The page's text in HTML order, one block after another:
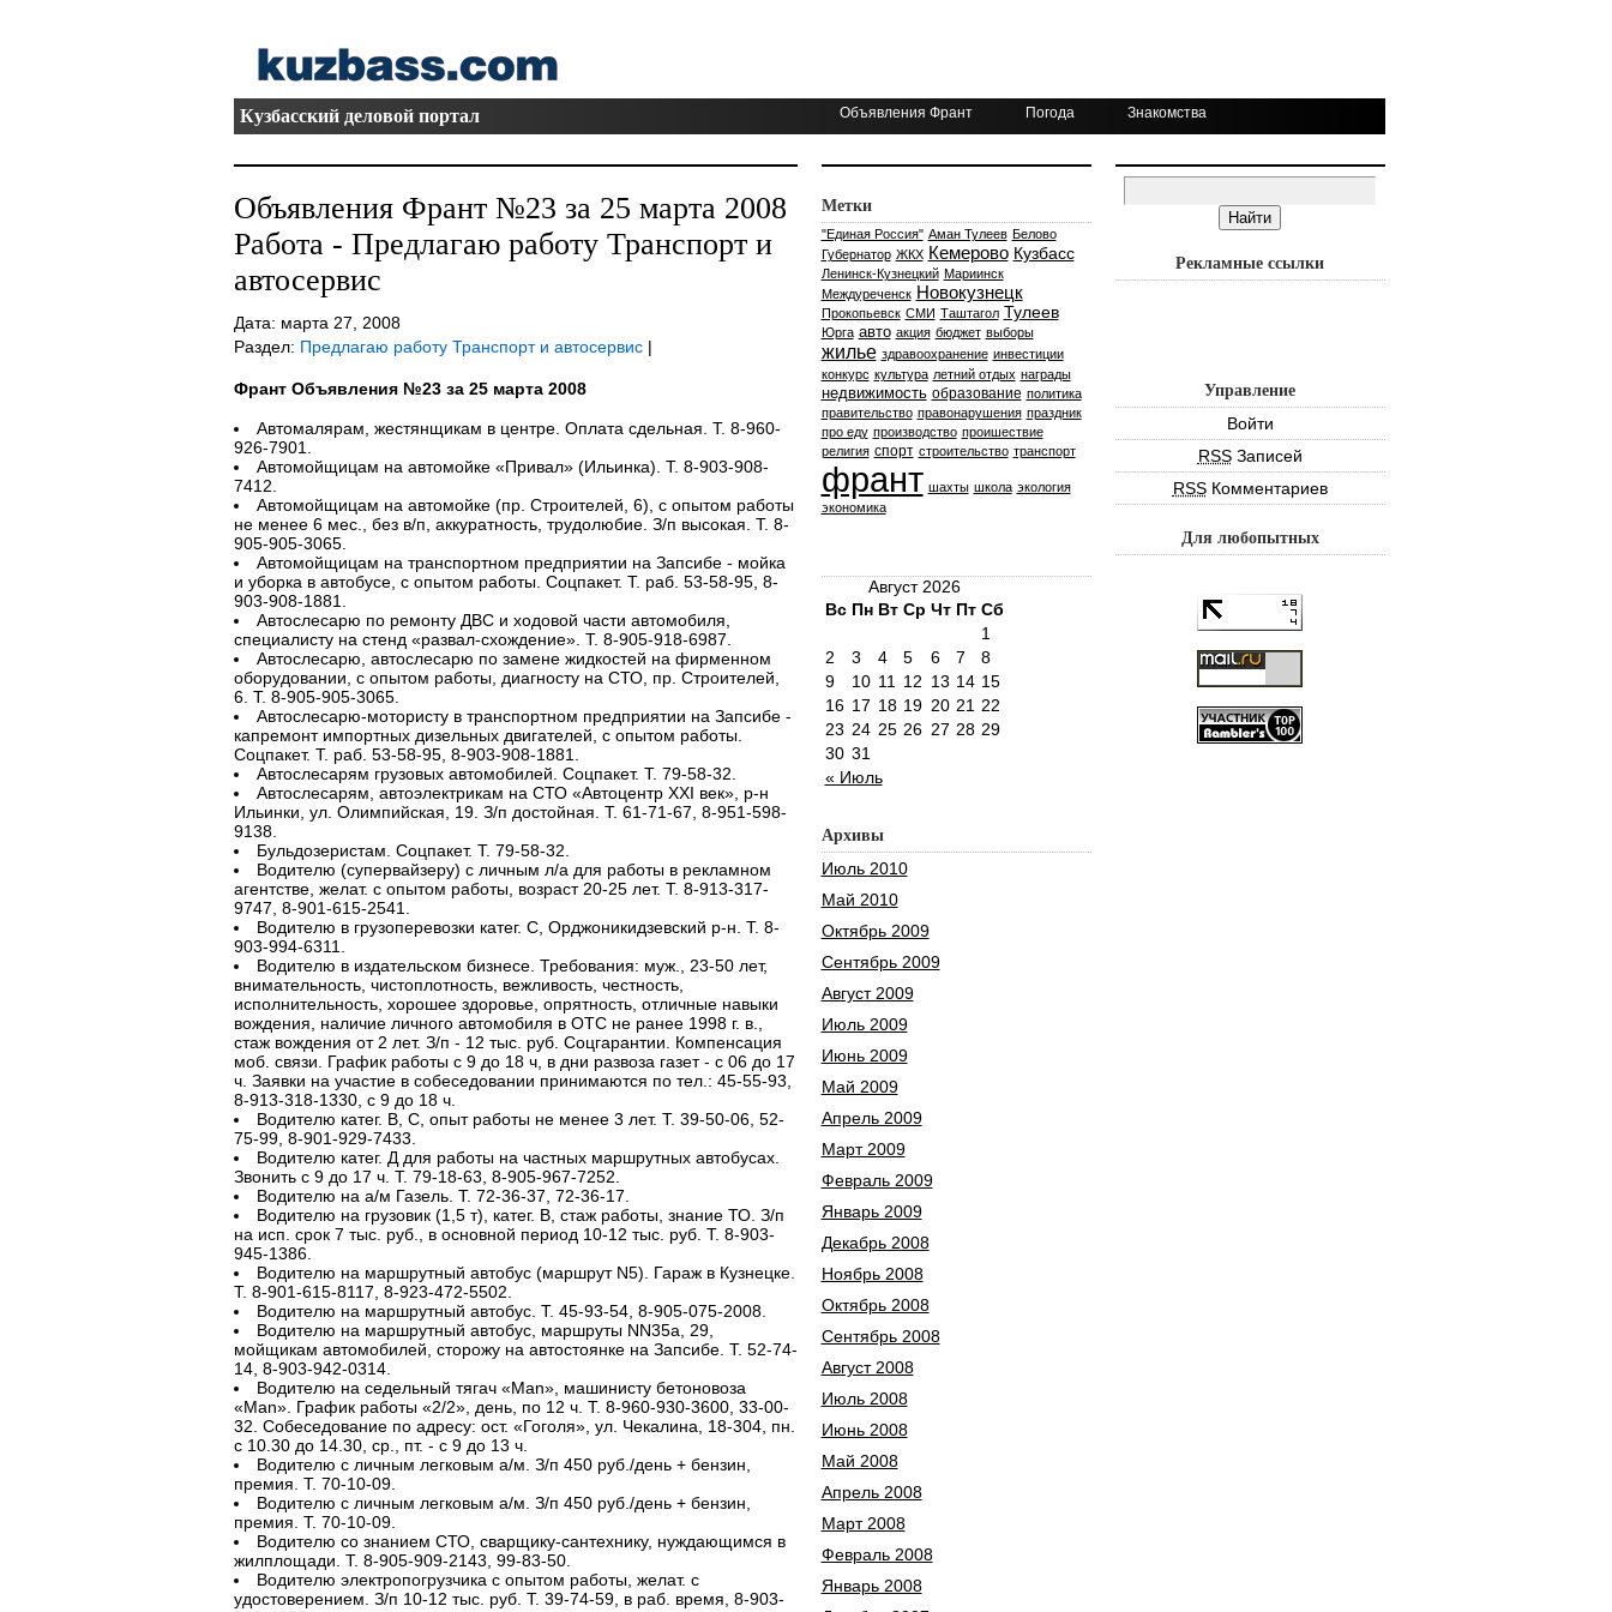
Кузбасский деловой портал Объявления Франт Погода Знакомства
Объявления Франт №23 за 25 марта 2008
Работа - Предлагаю работу Транспорт и
автосервис
Дата: марта 27, 2008
Раздел: Предлагаю работу Транспорт и автосервис|
Франт Объявления №23 за 25 марта 2008
Автомалярам, жестянщикам в центре. Оплата сдельная. Т. 8-960-
926-7901.
Автомойщицам на автомойке «Привал» (Ильинка). Т. 8-903-908-
7412.
Автомойщицам на автомойке (пр. Строителей, 6), с опытом работы
не менее 6 мес., без в/п, аккуратность, трудолюбие. З/п высокая. Т. 8-
905-905-3065.
Автомойщицам на транспортном предприятии на Запсибе - мойка
и уборка в автобусе, с опытом работы. Соцпакет. Т. раб. 53-58-95, 8-
903-908-1881.
Автослесарю по ремонту ДВС и ходовой части автомобиля,
специалисту на стенд «развал-схождение». Т. 8-905-918-6987.
Автослесарю, автослесарю по замене жидкостей на фирменном
оборудовании, с опытом работы, диагносту на СТО, пр. Строителей,
6. Т. 8-905-905-3065.
Автослесарю-мотористу в транспортном предприятии на Запсибе -
капремонт импортных дизельных двигателей, с опытом работы.
Соцпакет. Т. раб. 53-58-95, 8-903-908-1881.
Автослесарям грузовых автомобилей. Соцпакет. Т. 79-58-32.
Автослесарям, автоэлектрикам на СТО «Автоцентр XXI век», р-н
Ильинки, ул. Олимпийская, 19. З/п достойная. Т. 61-71-67, 8-951-598-
9138.
Бульдозеристам. Соцпакет. Т. 79-58-32.
Водителю (супервайзеру) с личным л/а для работы в рекламном
агентстве, желат. с опытом работы, возраст 20-25 лет. Т. 8-913-317-
9747, 8-901-615-2541.
Водителю в грузоперевозки катег. С, Орджоникидзевский р-н. Т. 8-
903-994-6311.
Водителю в издательском бизнесе. Требования: муж., 23-50 лет,
внимательность, чистоплотность, вежливость, честность,
исполнительность, хорошее здоровье, опрятность, отличные навыки
вождения, наличие личного автомобиля в ОТС не ранее 1998 г. в.,
стаж вождения от 2 лет. З/п - 12 тыс. руб. Соцгарантии. Компенсация
моб. связи. График работы с 9 до 18 ч, в дни развоза газет - с 06 до 17
ч. Заявки на участие в собеседовании принимаются по тел.: 45-55-93,
8-913-318-1330, с 9 до 18 ч.
Водителю катег. В, С, опыт работы не менее 3 лет. Т. 39-50-06, 52-
75-99, 8-901-929-7433.
Водителю катег. Д для работы на частных маршрутных автобусах.
Звонить с 9 до 17 ч. Т. 79-18-63, 8-905-967-7252.
Водителю на а/м Газель. Т. 72-36-37, 72-36-17.
Водителю на грузовик (1,5 т), катег. В, стаж работы, знание ТО. З/п
на исп. срок 7 тыс. руб., в основной период 10-12 тыс. руб. Т. 8-903-
945-1386.
Водителю на маршрутный автобус (маршрут N5). Гараж в Кузнецке.
Т. 8-901-615-8117, 8-923-472-5502.
Водителю на маршрутный автобус. Т. 45-93-54, 8-905-075-2008.
Водителю на маршрутный автобус, маршруты NN35а, 29,
мойщикам автомобилей, сторожу на автостоянке на Запсибе. Т. 52-74-
14, 8-903-942-0314.
Водителю на седельный тягач «Man», машинисту бетоновоза
«Man». График работы «2/2», день, по 12 ч. Т. 8-960-930-3600, 33-00-
32. Собеседование по адресу: ост. «Гоголя», ул. Чекалина, 18-304, пн.
с 10.30 до 14.30, ср., пт. - с 9 до 13 ч.
Водителю с личным легковым а/м. З/п 450 руб./день + бензин,
премия. Т. 70-10-09.
Водителю с личным легковым а/м. З/п 450 руб./день + бензин,
премия. Т. 70-10-09.
Водителю со знанием СТО, сварщику-сантехнику, нуждающимся в
жилплощади. Т. 8-905-909-2143, 99-83-50.
Водителю электропогрузчика с опытом работы, желат. с
удостоверением. З/п 10-12 тыс. руб. Т. 39-74-59, в раб. время, 8-903-
Метки
"Единая Россия" Аман Тулеев Белово
Губернатор ЖКХ Кемерово Кузбасс
Ленинск-Кузнецкий Мариинск
Междуреченск Новокузнецк
Прокопьевск СМИ Таштагол Тулеев
Юрга авто акция бюджет выборы
жилье здравоохранение инвестиции
конкурс культура летний отдых награды
недвижимость образование политика
правительство правонарушения праздник
про еду производство проишествие
религия спорт строительство транспорт
франт шахты школа экология
экономика
Август 2026
Вс Пн Вт Ср Чт Пт Сб
« Июль
1
2
3 4 5 6 7
8
9
10 11 12 13 14 15
16 17 18 19 20 21 22
23 24 25 26 27 28 29
30 31
Архивы
Июль 2010
Май 2010
Октябрь 2009
Сентябрь 2009
Август 2009
Июль 2009
Июнь 2009
Май 2009
Апрель 2009
Март 2009
Февраль 2009
Январь 2009
Декабрь 2008
Ноябрь 2008
Октябрь 2008
Сентябрь 2008
Август 2008
Июль 2008
Июнь 2008
Май 2008
Апрель 2008
Март 2008
Февраль 2008
Январь 2008
Рекламные ссылки
Управление
Войти
RSSЗаписей
RSSКомментариев
Для любопытных